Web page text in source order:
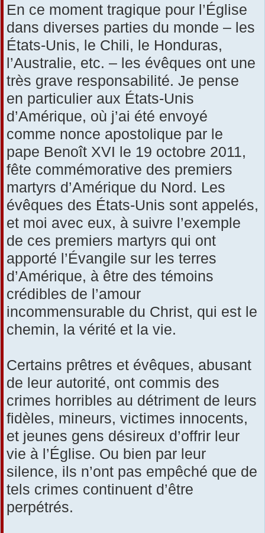
En ce moment tragique pour l’Église
dans diverses parties du monde – les
États-Unis, le Chili, le Honduras,
l’Australie, etc. – les évêques ont une
très grave responsabilité. Je pense
en particulier aux États-Unis
d’Amérique, où j’ai été envoyé
comme nonce apostolique par le
pape Benoît XVI le 19 octobre 2011,
fête commémorative des premiers
martyrs d’Amérique du Nord. Les
évêques des États-Unis sont appelés,
et moi avec eux, à suivre l’exemple
de ces premiers martyrs qui ont
apporté l’Évangile sur les terres
d’Amérique, à être des témoins
crédibles de l’amour
incommensurable du Christ, qui est le
chemin, la vérité et la vie.
Certains prêtres et évêques, abusant
de leur autorité, ont commis des
crimes horribles au détriment de leurs
fidèles, mineurs, victimes innocents,
et jeunes gens désireux d’offrir leur
vie à l’Église. Ou bien par leur
silence, ils n’ont pas empêché que de
tels crimes continuent d’être
perpétrés.